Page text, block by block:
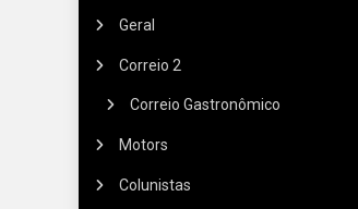
Geral
Correio 2
Correio Gastronômico
Motors
Colunistas